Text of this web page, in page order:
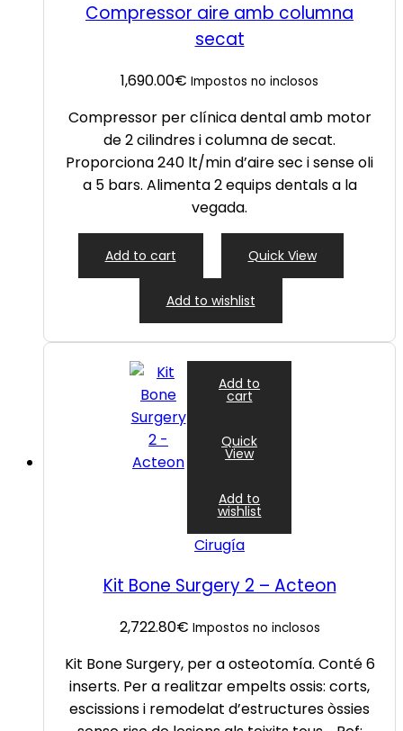
Compressor aire amb columna
secat
1,690.00€ Impostos no inclosos
Compressor per clínica dental amb motor
de 2 cilindres i columna de secat.
Proporciona 240 lt/min d’aire sec i sense oli
a 5 bars. Alimenta 2 equips dentals a la
vegada.
Add to cart Quick View
Add to wishlist
Add to
cart
Quick
View
Add to
wishlist
Cirugía
Kit Bone Surgery 2 – Acteon
2,722.80€ Impostos no inclosos
Kit Bone Surgery, per a osteotomía. Conté 6
inserts. Per a realitzar empelts ossis: corts,
escissions i remodelat d’estructures òssies